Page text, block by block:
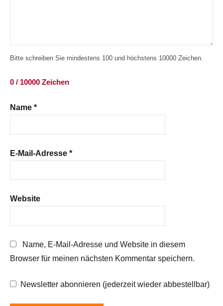
Bitte schreiben Sie mindestens 100 und höchstens 10000 Zeichen.
0 / 10000 Zeichen
Name *
E-Mail-Adresse *
Website
Name, E-Mail-Adresse und Website in diesem
Browser für meinen nächsten Kommentar speichern.
Newsletter abonnieren (jederzeit wieder abbestellbar)